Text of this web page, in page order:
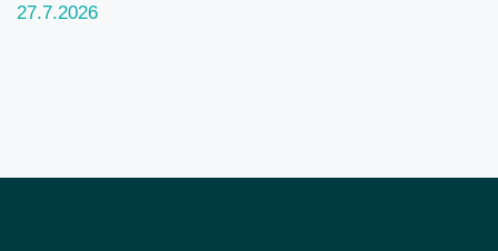
27.7.2026